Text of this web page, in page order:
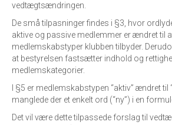
vedtægtsændringen.
De små tilpasninger findes i §3, hvor
aktive og passive medlemmer er ændret til
medlemskabstyper klubben tilbyder.
at bestyrelsen fastsætter indhold og
medlemskategorier.
I §5 er medlemskabstypen “aktiv” ændret til
manglede der et enkelt ord (“ny”) i en
Det vil være dette tilpassede forslag til